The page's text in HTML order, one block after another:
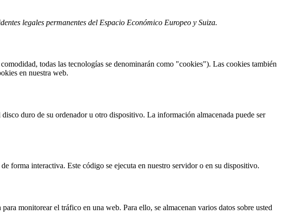
legales permanentes del Espacio Económico Europeo y Suiza.
todas las tecnologías se denominarán como "cookies"). Las cookies también
en nuestra web.
duro de su ordenador u otro dispositivo. La información almacenada puede ser
forma interactiva. Este código se ejecuta en nuestro servidor o en su dispositivo.
monitorear el tráfico en una web. Para ello, se almacenan varios datos sobre usted